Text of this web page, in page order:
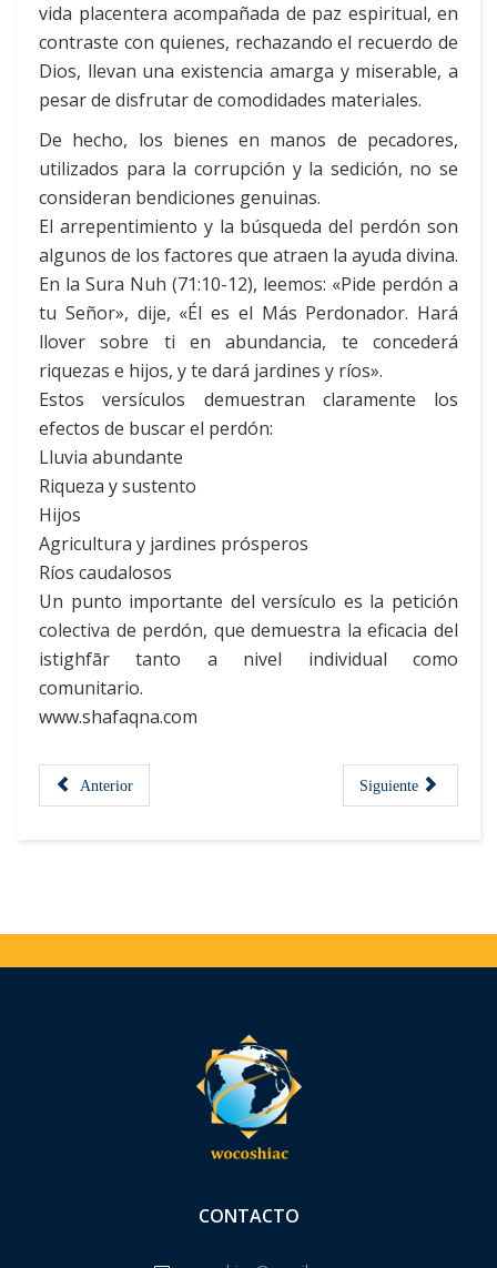
vida placentera acompañada de paz espiritual, en
contraste con quienes, rechazando el recuerdo de
Dios, llevan una existencia amarga y miserable, a
pesar de disfrutar de comodidades materiales.
De hecho, los bienes en manos de pecadores,
utilizados para la corrupción y la sedición, no se
consideran bendiciones genuinas.
El arrepentimiento y la búsqueda del perdón son
algunos de los factores que atraen la ayuda divina.
En la Sura Nuh (71:10-12), leemos: «Pide perdón a
tu Señor», dije, «Él es el Más Perdonador. Hará
llover sobre ti en abundancia, te concederá
riquezas e hijos, y te dará jardines y ríos».
Estos versículos demuestran claramente los
efectos de buscar el perdón:
Lluvia abundante
Riqueza y sustento
Hijos
Agricultura y jardines prósperos
Ríos caudalosos
Un punto importante del versículo es la petición
colectiva de perdón, que demuestra la eficacia del
istighfār tanto a nivel individual como
comunitario.
www.shafaqna.com
Anterior Siguiente
CONTACTO